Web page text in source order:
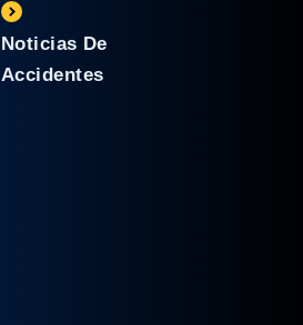
Noticias De
Accidentes